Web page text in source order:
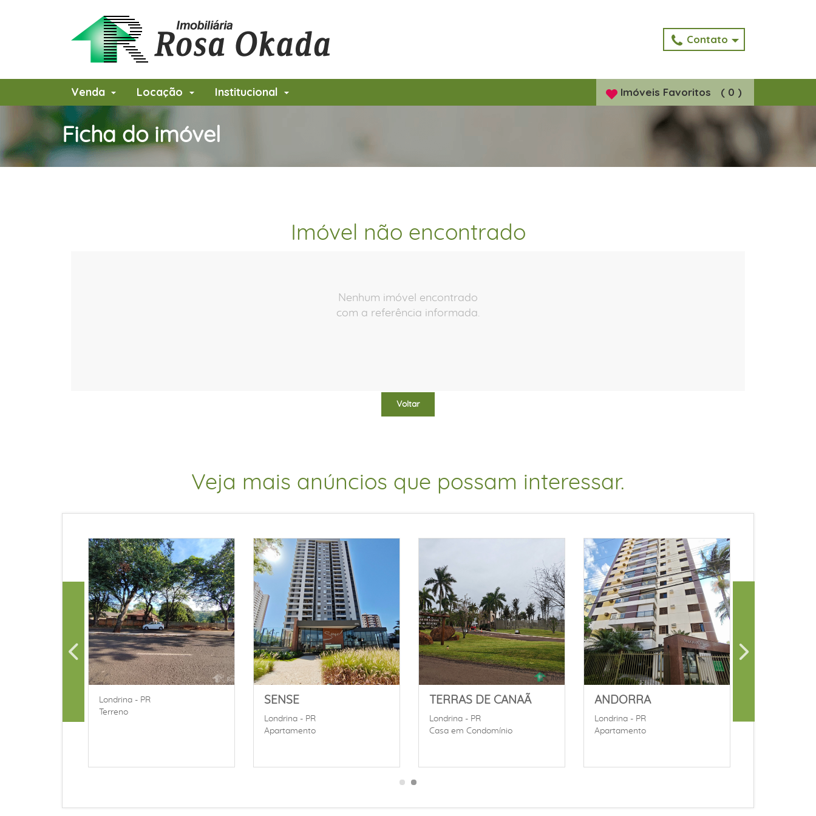
Contato
Venda Locação Institucional Imóveis Favoritos ( 0 )
Ficha do imóvel
Imóvel não encontrado
Nenhum imóvel encontrado
com a referência informada.
Voltar
Veja mais anúncios que possam interessar.
Londrina - PR
Terreno
SENSE
Londrina - PR
Apartamento
TERRAS DE CANAÃ
Londrina - PR
Casa em Condomínio
ANDORRA
Londrina - PR
Apartamento